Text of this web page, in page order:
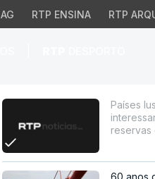
RTP ENSINA RTP
e
Países
reservas
60 anos